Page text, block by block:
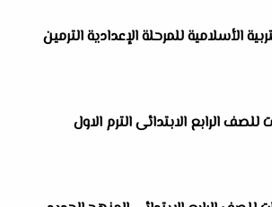
الأسلامية للمرحلة الإعدادية الترمين
الرابع الابتدائى الترم الاول